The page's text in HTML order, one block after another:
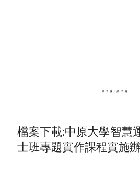
檔案下載:中原大學智慧
士班專題實作課程實施